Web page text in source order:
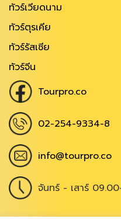
ทัวร์เวียดนาม
ทัวร์ตุรเคีย
ทัวร์รัสเซีย
ทัวร์จีน
Tourpro.co
02-254-9334-8
info@tourpro.co
จันทร์ - เสาร์